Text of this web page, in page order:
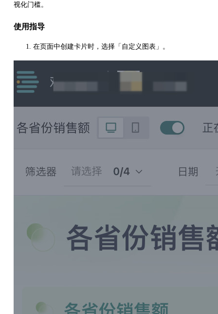
视化门槛。
使用指导
在页面中创建卡片时，选择「自定义图表」。